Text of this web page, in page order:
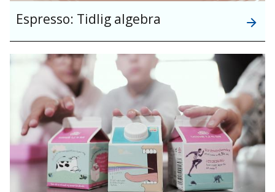
Espresso: Tidlig algebra